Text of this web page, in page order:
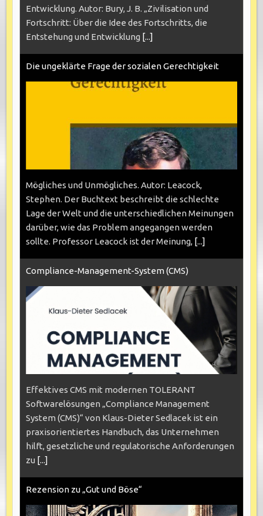
Entwicklung. Autor: Bury, J. B. „Zivilisation und
Fortschritt: Über die Idee des Fortschritts, die
Entstehung und Entwicklung [...]
Die ungeklärte Frage der sozialen Gerechtigkeit
Mögliches und Unmögliches. Autor: Leacock,
Stephen. Der Buchtext beschreibt die schlechte
Lage der Welt und die unterschiedlichen Meinungen
darüber, wie das Problem angegangen werden
sollte. Professor Leacock ist der Meinung, [...]
Compliance-Management-System (CMS)
Effektives CMS mit modernen TOLERANT
Softwarelösungen „Compliance Management
System (CMS)“ von Klaus-Dieter Sedlacek ist ein
praxisorientiertes Handbuch, das Unternehmen
hilft, gesetzliche und regulatorische Anforderungen
zu [...]
Rezension zu „Gut und Böse“